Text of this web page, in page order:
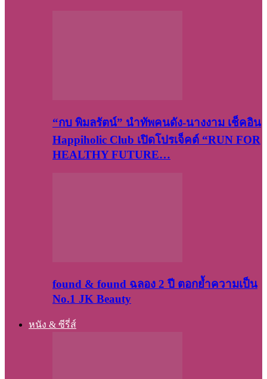
“กบ พิมลรัตน์” นำทัพคนดัง-นางงาม เช็คอิน
Happiholic Club เปิดโปรเจ็คต์ “RUN FOR
HEALTHY FUTURE…
found & found ฉลอง 2 ปี ตอกย้ำความเป็น
No.1 JK Beauty
หนัง & ซีรี่ส์